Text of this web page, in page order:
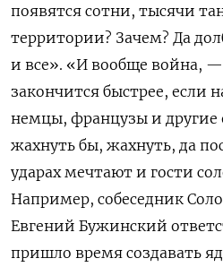
появятся сотни, тысячи
территории? Зачем? Да
и все». «И вообще война,
закончится быстрее, если
немцы, французы и другие
жахнуть бы, жахнуть, да
ударах мечтают и гости
Например, собеседник
Евгений Бужинский
пришло время создавать